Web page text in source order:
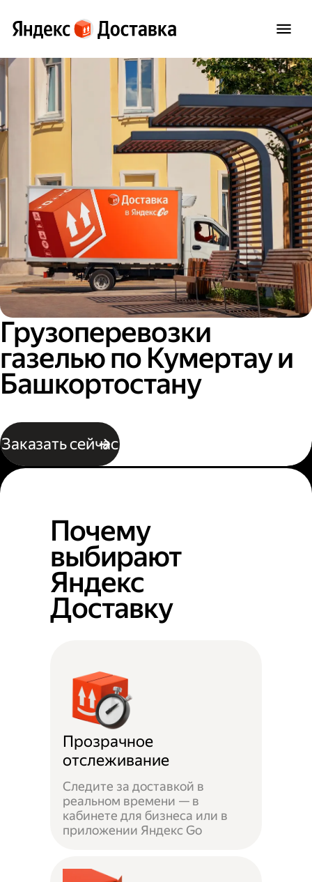
Грузоперевозки
газелью по Кумертау и
Башкортостану
Заказать сейчас
Почему
выбирают
Яндекс
Доставку
Прозрачное
отслеживание
Следите за доставкой в
реальном времени — в
кабинете для бизнеса или в
приложении Яндекс Go